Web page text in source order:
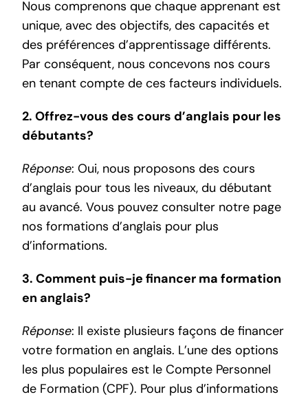
Nous comprenons que chaque apprenant est
unique, avec des objectifs, des capacités et
des préférences d’apprentissage différents.
Par conséquent, nous concevons nos cours
en tenant compte de ces facteurs individuels.
2. Offrez-vous des cours d’anglais pour les
débutants?
Réponse: Oui, nous proposons des cours
d’anglais pour tous les niveaux, du débutant
au avancé. Vous pouvez consulter notre page
nos formations d’anglais pour plus
d’informations.
3. Comment puis-je financer ma formation
en anglais?
Réponse: Il existe plusieurs façons de financer
votre formation en anglais. L’une des options
les plus populaires est le Compte Personnel
de Formation (CPF). Pour plus d’informations